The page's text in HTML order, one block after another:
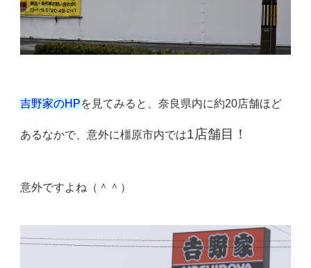
吉野家のHPを見てみると、奈良県内に約20店舗ほど
あるなかで、意外に橿原市内では1店舗目！
意外ですよね（＾＾）